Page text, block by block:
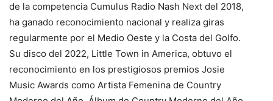
de la competencia Cumulus Radio Nash Next del 2018,
ha ganado reconocimiento nacional y realiza giras
regularmente por el Medio Oeste y la Costa del Golfo.
Su disco del 2022, Little Town in America, obtuvo el
reconocimiento en los prestigiosos premios Josie
Music Awards como Artista Femenina de Country